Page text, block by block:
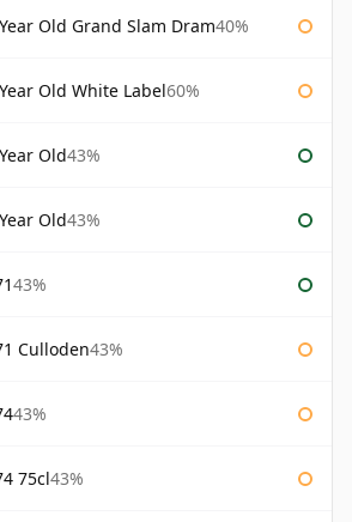
Old Grand Slam Dram40%
Old White Label60%
Old43%
Old43%
43%
Culloden43%
43%
75cl43%